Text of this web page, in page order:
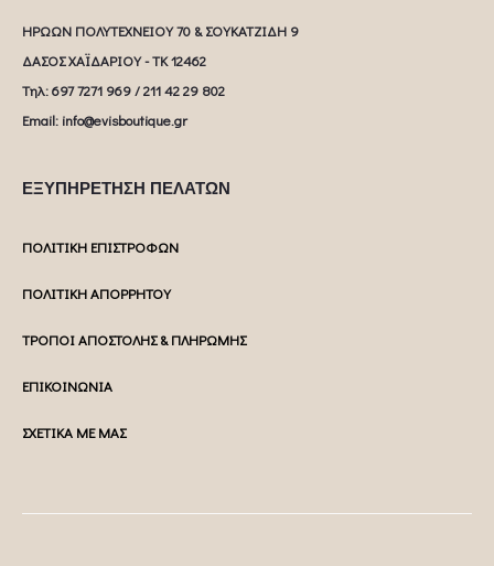
ΗΡΩΩΝ ΠΟΛΥΤΕΧΝΕΙΟΥ 70 & ΣΟΥΚΑΤΖΙΔΗ 9
ΔΑΣΟΣ ΧΑΪΔΑΡΙΟΥ - ΤΚ 12462
Tηλ: 697 7271 969 / 211 42 29 802
Email: info@evisboutique.gr
ΕΞΥΠΗΡΕΤΗΣΗ ΠΕΛΑΤΩΝ
ΠΟΛΙΤΙΚΗ ΕΠΙΣΤΡΟΦΩΝ
ΠΟΛΙΤΙΚΗ ΑΠΟΡΡΗΤΟΥ
ΤΡΟΠΟΙ ΑΠΟΣΤΟΛΗΣ & ΠΛΗΡΩΜΗΣ
ΕΠΙΚΟΙΝΩΝΙΑ
ΣΧΕΤΙΚΑ ΜΕ ΜΑΣ